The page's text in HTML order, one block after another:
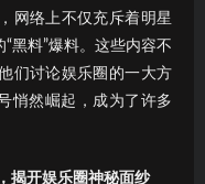
网络上不仅充斥着明星
黑料”爆料。这些内容不
们讨论娱乐圈的一大方
悄然崛起，成为了许多